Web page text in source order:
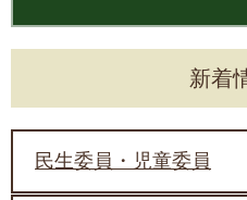
新着
民生委員・児童委員